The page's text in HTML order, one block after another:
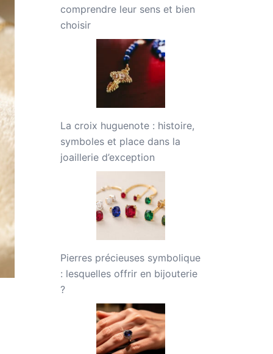
comprendre leur sens et bien
choisir
La croix huguenote : histoire,
symboles et place dans la
joaillerie d’exception
Pierres précieuses symbolique
: lesquelles offrir en bijouterie
?